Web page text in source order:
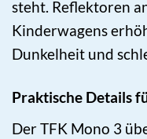
steht. Reflektoren
Kinderwagens
Dunkelheit und
Praktische Details
Der TFK Mono 3